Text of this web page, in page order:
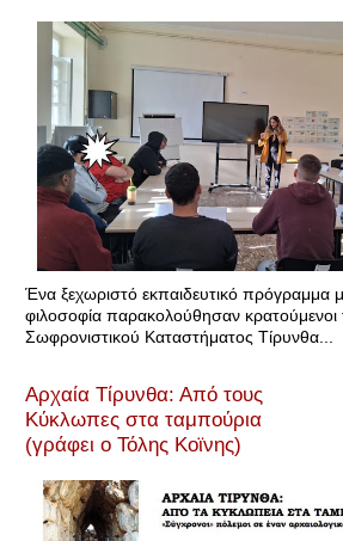
Ένα ξεχωριστό εκπαιδευτικό πρόγραμμα
φιλοσοφία παρακολούθησαν κρατούμενοι
Σωφρονιστικού Καταστήματος Τίρυνθα...
Αρχαία Τίρυνθα: Από τους
Κύκλωπες στα ταμπούρια
(γράφει ο Τόλης Κοϊνης)